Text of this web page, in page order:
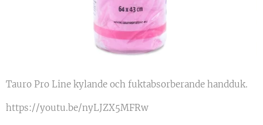
Tauro Pro Line kylande och fuktabsorberande handduk.
https://youtu.be/nyLJZX5MFRw